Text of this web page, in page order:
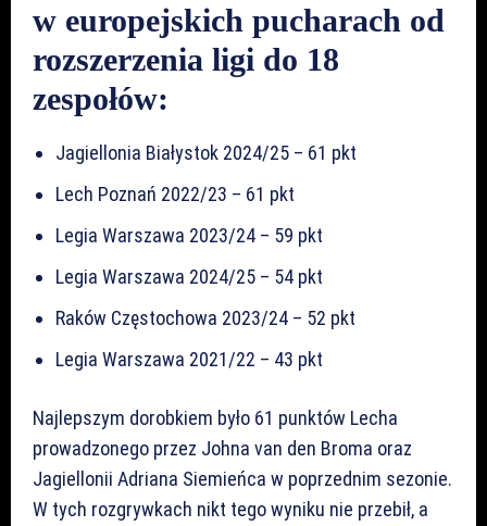
w europejskich pucharach od
rozszerzenia ligi do 18
zespołów:
Jagiellonia Białystok 2024/25 – 61 pkt
Lech Poznań 2022/23 – 61 pkt
Legia Warszawa 2023/24 – 59 pkt
Legia Warszawa 2024/25 – 54 pkt
Raków Częstochowa 2023/24 – 52 pkt
Legia Warszawa 2021/22 – 43 pkt
Najlepszym dorobkiem było 61 punktów Lecha
prowadzonego przez Johna van den Broma oraz
Jagiellonii Adriana Siemieńca w poprzednim sezonie.
W tych rozgrywkach nikt tego wyniku nie przebił, a